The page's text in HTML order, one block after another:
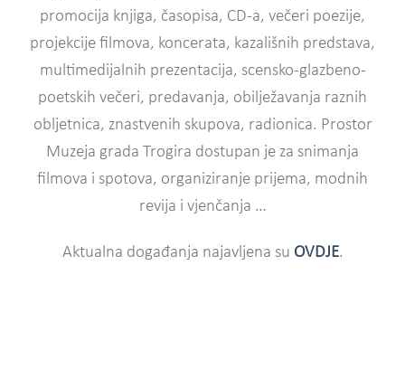
promocija knjiga, časopisa, CD-a, večeri poezije,
projekcije filmova, koncerata, kazališnih predstava,
multimedijalnih prezentacija, scensko-glazbeno-
poetskih večeri, predavanja, obilježavanja raznih
obljetnica, znastvenih skupova, radionica. Prostor
Muzeja grada Trogira dostupan je za snimanja
filmova i spotova, organiziranje prijema, modnih
revija i vjenčanja …
Aktualna događanja najavljena su OVDJE.